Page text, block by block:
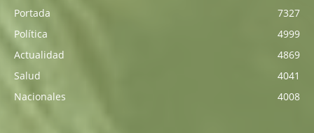
Portada
7327
Política
4999
Actualidad
4869
Salud
4041
Nacionales
4008